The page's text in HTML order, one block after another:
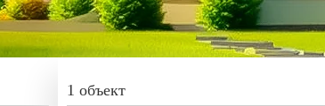
1 объект